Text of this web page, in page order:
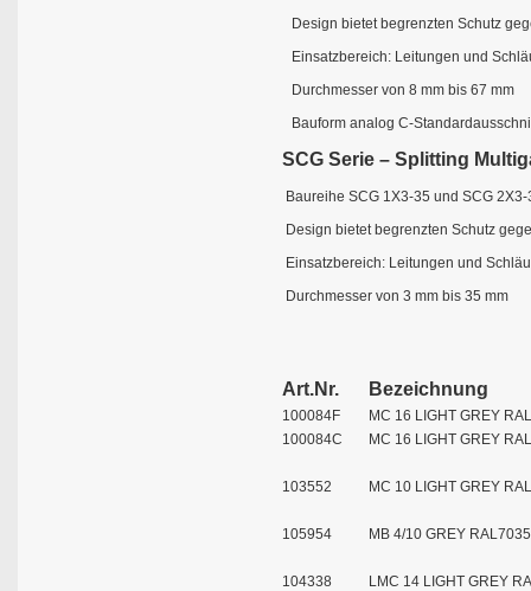
Design bietet begrenzten Schutz
Einsatzbereich: Leitungen und
Durchmesser von 8 mm bis 67 mm
Bauform analog C-
SCG Serie – Splitting
Baureihe SCG 1X3-35 und SCG
Design bietet begrenzten Schutz
Einsatzbereich: Leitungen und
Durchmesser von 3 mm bis 35 mm
Art.Nr. Bezeichnung
100084F
MC 16 LIGHT GREY
100084C
MC 16 LIGHT GREY
103552 MC 10 LIGHT GREY
105954 MB 4/10 GREY
104338
LMC 14 LIGHT GREY